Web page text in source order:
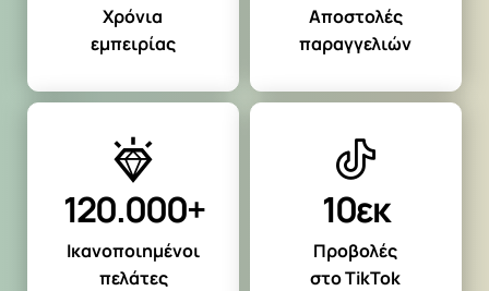
Χρόνια
εμπειρίας
Αποστολές
παραγγελιών
120.000+
Ικανοποιημένοι
πελάτες
10εκ
Προβολές
στο TikTok